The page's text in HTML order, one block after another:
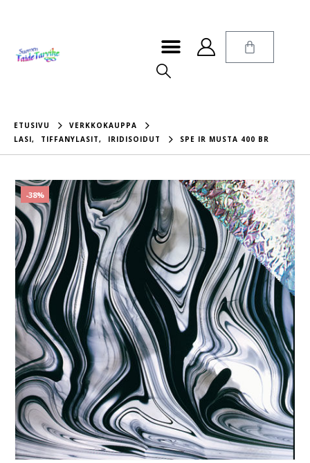
ETUSIVU
VERKKOKAUPPA
LASI, TIFFANYLASIT, IRIDISOIDUT SPE IR MUSTA 400 BR
-38%